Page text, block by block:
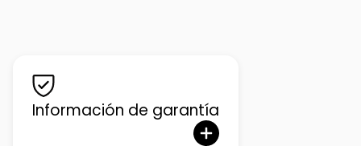
Información de garantía